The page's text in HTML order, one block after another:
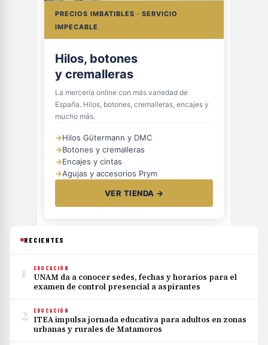
PRECIOS IMBATIBLES · SERVICIO
IMPECABLE
Hilos, botones
y cremalleras
La mercería online con más variedad de
España. Hilos, botones, cremalleras, encajes y
mucho más.
→Hilos Gütermann y DMC
→Botones y cremalleras
→Encajes y cintas
→Agujas y accesorios Prym
VER TIENDA →
RECIENTES
1 EDUCACIÓN
UNAM da a conocer sedes, fechas y horarios para el
examen de control presencial a aspirantes
2 EDUCACIÓN
ITEA impulsa jornada educativa para adultos en zonas
urbanas y rurales de Matamoros